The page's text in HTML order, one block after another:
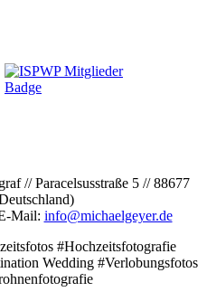
// Paracelsusstraße 5 // 88677
Mail: info@michaelgeyer.de
#Hochzeitsfotografie
Wedding #Verlobungsfotos